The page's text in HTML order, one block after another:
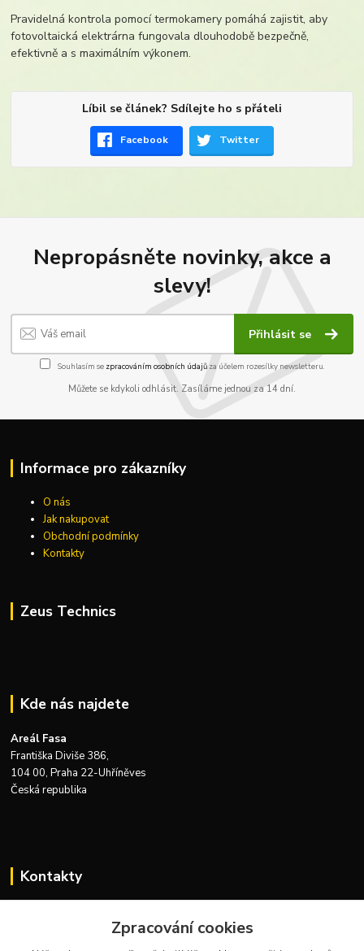
Pravidelná kontrola pomocí termokamery pomáhá zajistit, aby
fotovoltaická elektrárna fungovala dlouhodobě bezpečně,
efektivně a s maximálním výkonem.
Líbil se článek? Sdílejte ho s přáteli
Facebook Twitter
Nepropásněte novinky, akce a
slevy!
Přihlásit se
Souhlasím se zpracováním osobních údajůza účelem rozesílky newsletteru.
Můžete se kdykoli odhlásit. Zasíláme jednou za 14 dní.
Informace pro zákazníky
O nás
Jak nakupovat
Obchodní podmínky
Kontakty
Zeus Technics
Kde nás najdete
Areál Fasa
Františka Diviše 386,
104 00, Praha 22-Uhříněves
Česká republika
Kontakty
+420 732 915 376Zpracování cookies